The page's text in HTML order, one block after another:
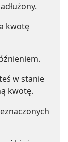
kwotę
w stanie
kwotę.